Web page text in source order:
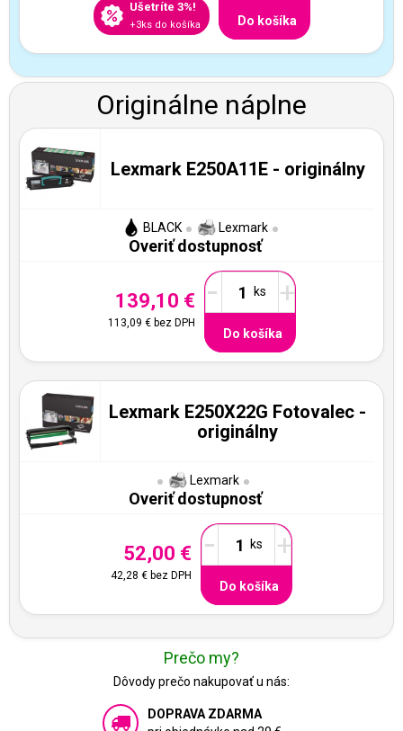
Ušetríte 3%!
+3ks do košíka Do košíka
Originálne náplne
Lexmark E250A11E - originálny
BLACK Lexmark
Overiť dostupnosť
139,10 €
113,09 €bez DPH
- +
Do košíka
Lexmark E250X22G Fotovalec -
originálny
Lexmark
Overiť dostupnosť
52,00 €
42,28 € bez DPH
- +
Do košíka
Prečo my?
Dôvody prečo nakupovať u nás:
DOPRAVA ZDARMA